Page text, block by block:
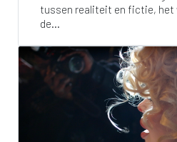
tussen realiteit en fictie, het
de...